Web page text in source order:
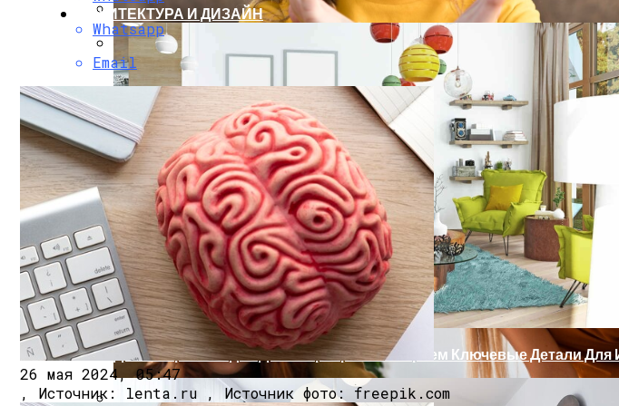
Как Выбрать Новостройку: Главные Критерии, Советы Экспертов
Новый Рамный Внедорожник Haval H9 Скоро Приедет В РФ
Несмотря На Снижение Уровня Загрязнения Воздуха, Всё Ещё
АРХИТЕКТУРА И ДИЗАЙН
Дизайнерские Идеи Для Квартиры: Разбираем Ключевые Детали Для
Whatsapp
Email
26 мая 2024, 05:47
, Источник: lenta.ru , Источник фото: freepik.com